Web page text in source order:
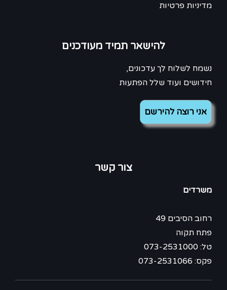
מדיניות פרטיות
להישאר תמיד מעודכנים
נשמח לשלוח לך עדכונים,
חידושים ועוד שלל הפתעות
צור קשר
משרדים
רחוב הסיבים 49
פתח תקוה
טל: 073-2531000
פקס: 073-2531066